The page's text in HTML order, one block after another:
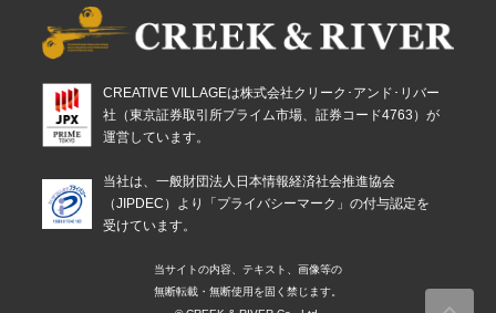
CREATIVE VILLAGEは株式会社クリーク･アンド･リバー
社（東京証券取引所プライム市場、証券コード4763）が
運営しています。
当社は、一般財団法人日本情報経済社会推進協会
（JIPDEC）より「プライバシーマーク」の付与認定を
受けています。
当サイトの内容、テキスト、画像等の
無断転載・無断使用を固く禁じます。